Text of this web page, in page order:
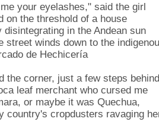
your eyelashes," said the girl
on the threshold of a house
disintegrating in the Andean sun
street winds down to the
de Hechicería
the corner, just a few steps
leaf merchant who cursed me
or maybe it was Quechua,
country's cropdusters ravaging